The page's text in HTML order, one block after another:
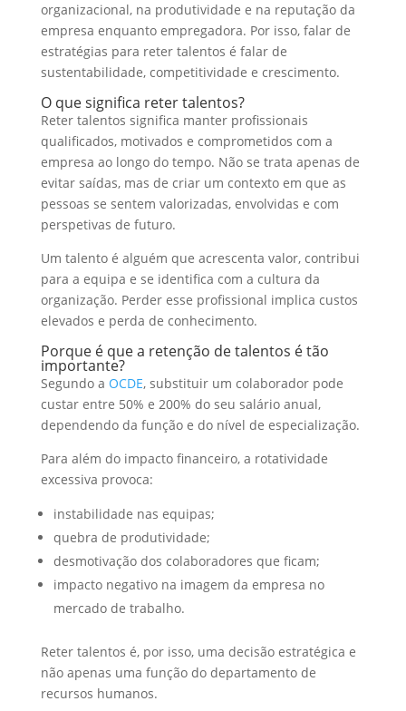
organizacional, na produtividade e na reputação da
empresa enquanto empregadora. Por isso, falar de
estratégias para reter talentos é falar de
sustentabilidade, competitividade e crescimento.
O que significa reter talentos?
Reter talentos significa manter profissionais
qualificados, motivados e comprometidos com a
empresa ao longo do tempo. Não se trata apenas de
evitar saídas, mas de criar um contexto em que as
pessoas se sentem valorizadas, envolvidas e com
perspetivas de futuro.
Um talento é alguém que acrescenta valor, contribui
para a equipa e se identifica com a cultura da
organização. Perder esse profissional implica custos
elevados e perda de conhecimento.
Porque é que a retenção de talentos é tão
importante?
Segundo a OCDE, substituir um colaborador pode
custar entre 50% e 200% do seu salário anual,
dependendo da função e do nível de especialização.
Para além do impacto financeiro, a rotatividade
excessiva provoca:
instabilidade nas equipas;
quebra de produtividade;
desmotivação dos colaboradores que ficam;
impacto negativo na imagem da empresa no
mercado de trabalho.
Reter talentos é, por isso, uma decisão estratégica e
não apenas uma função do departamento de
recursos humanos.